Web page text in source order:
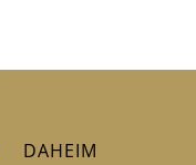
DAHEIM